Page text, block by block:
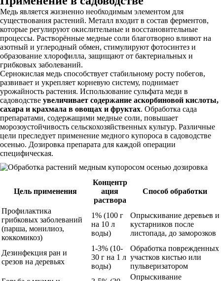
Медь является жизненно необходимым элементом для
существования растений. Металл входит в состав ферментов,
которые регулируют окислительные и восстановительные
процессы. Растворённые медные соли благотворно влияют на
азотный и углеродный обмен, стимулируют фотосинтез и
образование хлорофилла, защищают от бактериальных и
грибковых заболеваний.
Сернокислая медь способствует стабильному росту побегов,
развивает и укрепляет корневую систему, поднимает
урожайность растения. Использование сульфата меди в
садоводстве увеличивает содержание аскорбиновой кислоты,
сахара и крахмала в овощах и фруктах. Обработка сада
препаратами, содержащими медные соли, повышает
морозоустойчивость сельскохозяйственных культур. Различные
цели преследует применение медного купороса в садоводстве
осенью. Дозировка препарата для каждой операции
специфическая.
Цель применения
Концентр
ация
раствора
Способ обработки
Профилактика
грибковых заболеваний
(парша, монилиоз,
коккомикоз)
1% (100 г
на 10 л
воды)
Опрыскивание деревьев и
кустарников после
листопада, до заморозков
Дезинфекция ран и
срезов на деревьях
1-3% (10-
30 г на 1 л
воды)
Обработка поврежденных
участков кистью или
пульверизатором
Опрыскивание